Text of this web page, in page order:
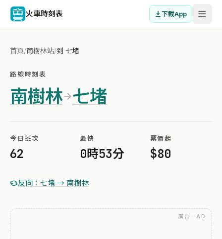
火車時刻表 下載App
首頁/南樹林站/到 七堵
路線時刻表
南樹林 七堵
今日班次
62
最快
0時53分
票價起
$80
反向：七堵 → 南樹林
廣告 · AD